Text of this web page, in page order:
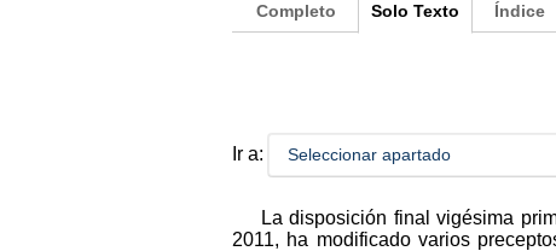
Completo Solo Texto Índice
Ir a: Seleccionar apartado
La disposición final vigésima
2011, ha modificado varios